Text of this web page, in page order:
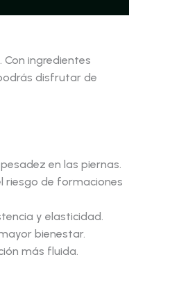
ingredientes
disfrutar de
en las piernas.
riesgo de formaciones
y elasticidad.
bienestar.
más fluida.